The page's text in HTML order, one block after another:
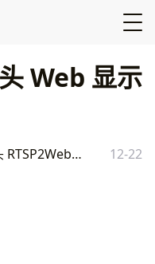
Web 显示
Go 用 RTSPtoWeb 实现摄像头 RTSP2Web 显示 12-22